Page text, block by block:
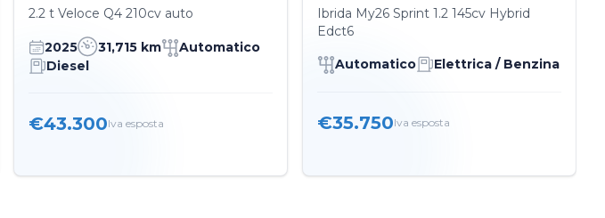
2.2 t Veloce Q4 210cv auto
2025 31,715 km
Automatico
Diesel
€43.300Iva esposta
Ibrida My26 Sprint 1.2 145cv Hybrid
Edct6
Automatico Elettrica / Benzina
€35.750Iva esposta